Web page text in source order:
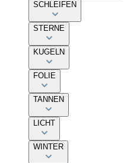
SCHLEIFEN
STERNE
KUGELN
FOLIE
TANNEN
LICHT
WINTER